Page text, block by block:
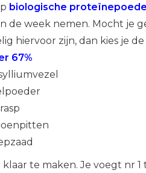
biologische
de week nemen. Mocht je
hiervoor zijn, dan kies je
67%
te maken. Je voegt nr